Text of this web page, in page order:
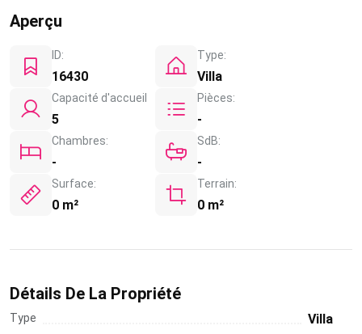
Aperçu
ID:
16430
Type:
Villa
Capacité d'accueil
5
Pièces:
-
Chambres:
-
SdB:
-
Surface:
0 m²
Terrain:
0 m²
Détails De La Propriété
Type Villa